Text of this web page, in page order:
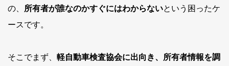
の、 所有者が誰なのかすぐにはわからないという困ったケ
ースです。
そこでまず、 軽自動車検査協会に出向き、所有者情報を調